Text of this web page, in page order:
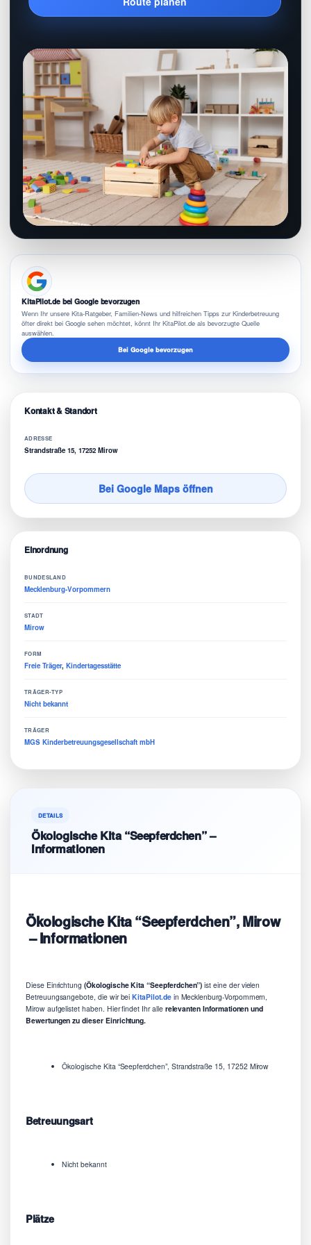
KitaPilot.de bei Google bevorzugen
Wenn Ihr unsere Kita-Ratgeber, Familien-News und hilfreichen Tipps zur Kinderbetreuung
öfter direkt bei Google sehen möchtet, könnt Ihr KitaPilot.de als bevorzugte Quelle
auswählen.
Bei Google bevorzugen
Kontakt & Standort
ADRESSE
Strandstraße 15, 17252 Mirow
Bei Google Maps öffnen
Einordnung
BUNDESLAND
Mecklenburg-Vorpommern
STADT
Mirow
FORM
Freie Träger, Kindertagesstätte
TRÄGER-TYP
Nicht bekannt
TRÄGER
MGS Kinderbetreuungsgesellschaft mbH
DETAILS
Ökologische Kita “Seepferdchen” –
Informationen
Ökologische Kita “Seepferdchen”, Mirow
– Informationen
Diese Einrichtung (Ökologische Kita “Seepferdchen”) ist eine der vielen
Betreuungsangebote, die wir beiKitaPilot.dein Mecklenburg-Vorpommern,
Mirow aufgelistet haben. Hier findet Ihr allerelevanten Informationen und
Bewertungen zu dieser Einrichtung.
Ökologische Kita “Seepferdchen”, Strandstraße 15, 17252 Mirow
Betreuungsart
Nicht bekannt
Plätze